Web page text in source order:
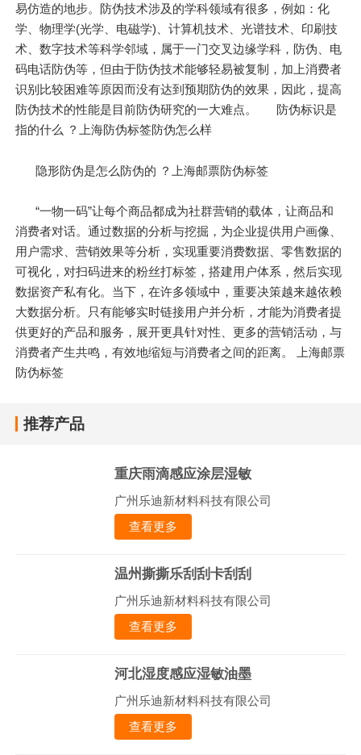
易仿造的地步。防伪技术涉及的学科领域有很多，例如：化
学、物理学(光学、电磁学)、计算机技术、光谱技术、印刷技
术、数字技术等科学邻域，属于一门交叉边缘学科，防伪、电
码电话防伪等，但由于防伪技术能够轻易被复制，加上消费者
识别比较困难等原因而没有达到预期防伪的效果，因此，提高
防伪技术的性能是目前防伪研究的一大难点。 防伪标识是
指的什么 ？上海防伪标签防伪怎么样
隐形防伪是怎么防伪的 ？上海邮票防伪标签
“一物一码”让每个商品都成为社群营销的载体，让商品和
消费者对话。通过数据的分析与挖掘，为企业提供用户画像、
用户需求、营销效果等分析，实现重要消费数据、零售数据的
可视化，对扫码进来的粉丝打标签，搭建用户体系，然后实现
数据资产私有化。当下，在许多领域中，重要决策越来越依赖
大数据分析。只有能够实时链接用户并分析，才能为消费者提
供更好的产品和服务，展开更具针对性、更多的营销活动，与
消费者产生共鸣，有效地缩短与消费者之间的距离。 上海邮票
防伪标签
推荐产品
重庆雨滴感应涂层湿敏
广州乐迪新材料科技有限公司
查看更多
温州撕撕乐刮刮卡刮刮
广州乐迪新材料科技有限公司
查看更多
河北湿度感应湿敏油墨
广州乐迪新材料科技有限公司
查看更多